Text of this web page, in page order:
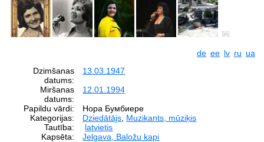
de ee lv ru ua
Dzimšanas
datums:
13.03.1947
Miršanas
datums:
12.01.1994
Papildu vārdi:
Нора Бумбиере
Kategorijas:
Dziedātājs Muzikants, mūziķis
Tautība:
latvietis
Kapsēta:
Jelgava, Baložu kapi